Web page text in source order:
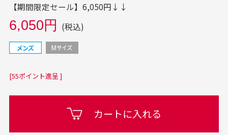
【期間限定セール】6,050円↓↓
6,050円 (税込)
[55ポイント進呈 ]
カートに入れる